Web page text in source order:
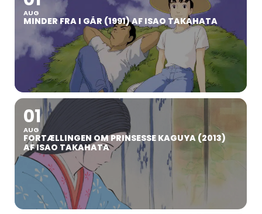
AUG
MINDER FRA I GÅR (1991) AF ISAO TAKAHATA
01
AUG
FORTÆLLINGEN OM PRINSESSE KAGUYA (2013)
AF ISAO TAKAHATA